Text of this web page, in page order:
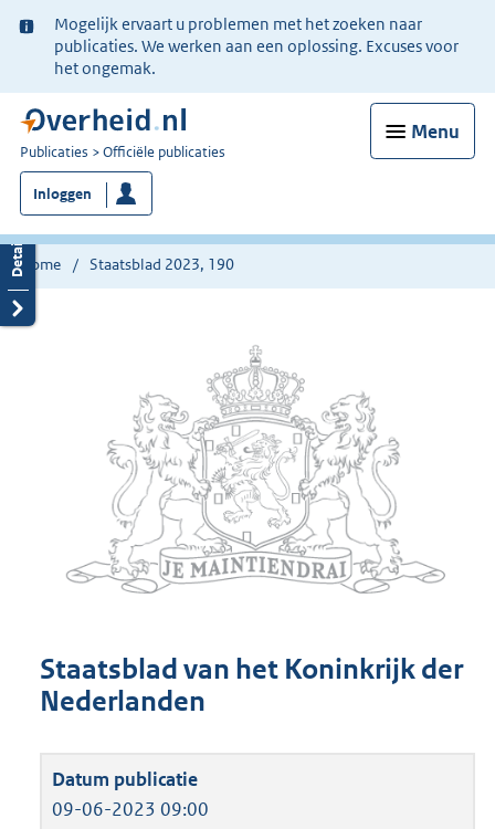
Ter
informatie:
Mogelijk ervaart u problemen met het zoeken naar
publicaties. We werken aan een oplossing. Excuses voor
het ongemak.
Menu
U
bent
nu
hier:
Publicaties Officiële publicaties
Inloggen
Home Staatsblad 2023, 190
Staatsblad van het Koninkrijk der
Nederlanden
09-06-2023 09:00